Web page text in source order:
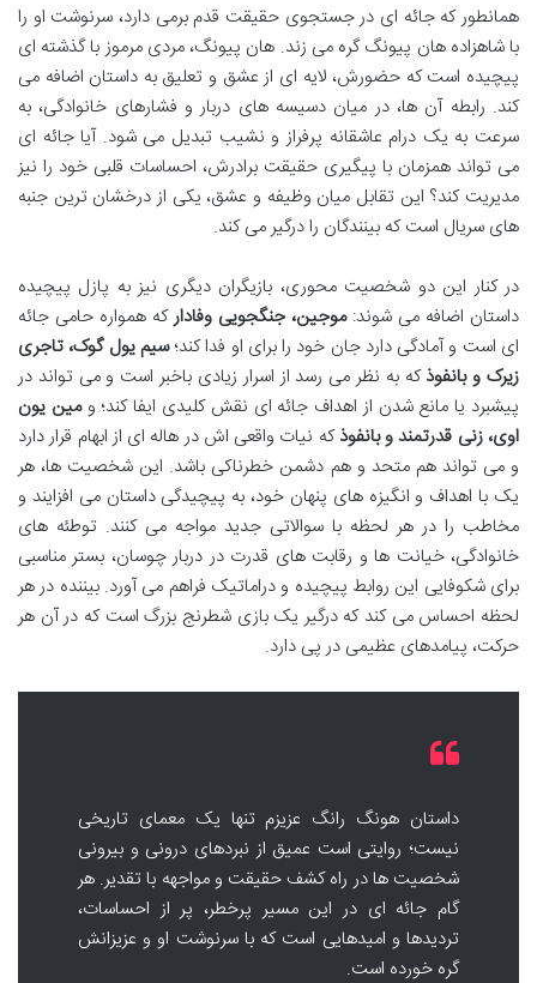
همانطور که جائه ای در جستجوی حقیقت قدم برمی دارد، سرنوشت او را
با شاهزاده هان پیونگ گره می زند. هان پیونگ، مردی مرموز با گذشته ای
پیچیده است که حضورش، لایه ای از عشق و تعلیق به داستان اضافه می
کند. رابطه آن ها، در میان دسیسه های دربار و فشارهای خانوادگی، به
سرعت به یک درام عاشقانه پرفراز و نشیب تبدیل می شود. آیا جائه ای
می تواند همزمان با پیگیری حقیقت برادرش، احساسات قلبی خود را نیز
مدیریت کند؟ این تقابل میان وظیفه و عشق، یکی از درخشان ترین جنبه
های سریال است که بینندگان را درگیر می کند.
در کنار این دو شخصیت محوری، بازیگران دیگری نیز به پازل پیچیده
داستان اضافه می شوند:موجین، جنگجویی وفادارکه همواره حامی جائه
ای است و آمادگی دارد جان خود را برای او فدا کند؛سیم یول گوک، تاجری
زیرک و بانفوذکه به نظر می رسد از اسرار زیادی باخبر است و می تواند در
پیشبرد یا مانع شدن از اهداف جائه ای نقش کلیدی ایفا کند؛ ومین یون
اوی، زنی قدرتمند و بانفوذکه نیات واقعی اش در هاله ای از ابهام قرار دارد
و می تواند هم متحد و هم دشمن خطرناکی باشد. این شخصیت ها، هر
یک با اهداف و انگیزه های پنهان خود، به پیچیدگی داستان می افزایند و
مخاطب را در هر لحظه با سوالاتی جدید مواجه می کنند. توطئه های
خانوادگی، خیانت ها و رقابت های قدرت در دربار چوسان، بستر مناسبی
برای شکوفایی این روابط پیچیده و دراماتیک فراهم می آورد. بیننده در هر
لحظه احساس می کند که درگیر یک بازی شطرنج بزرگ است که در آن هر
حرکت، پیامدهای عظیمی در پی دارد.
داستان هونگ رانگ عزیزم تنها یک معمای تاریخی
نیست؛ روایتی است عمیق از نبردهای درونی و بیرونی
شخصیت ها در راه کشف حقیقت و مواجهه با تقدیر. هر
گام جائه ای در این مسیر پرخطر، پر از احساسات،
تردیدها و امیدهایی است که با سرنوشت او و عزیزانش
گره خورده است.